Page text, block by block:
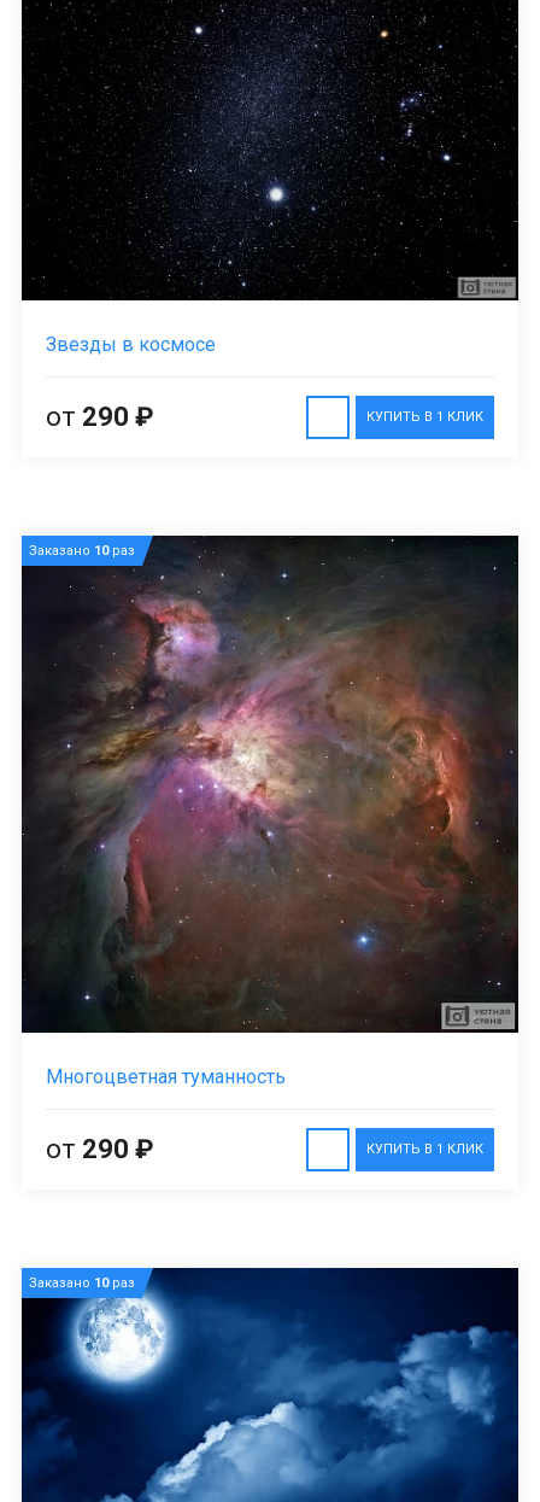
Звезды в космосе
КУПИТЬ В 1 КЛИК
от 290 ₽
Заказано 10раз
Многоцветная туманность
КУПИТЬ В 1 КЛИК
от 290 ₽
Заказано 10раз